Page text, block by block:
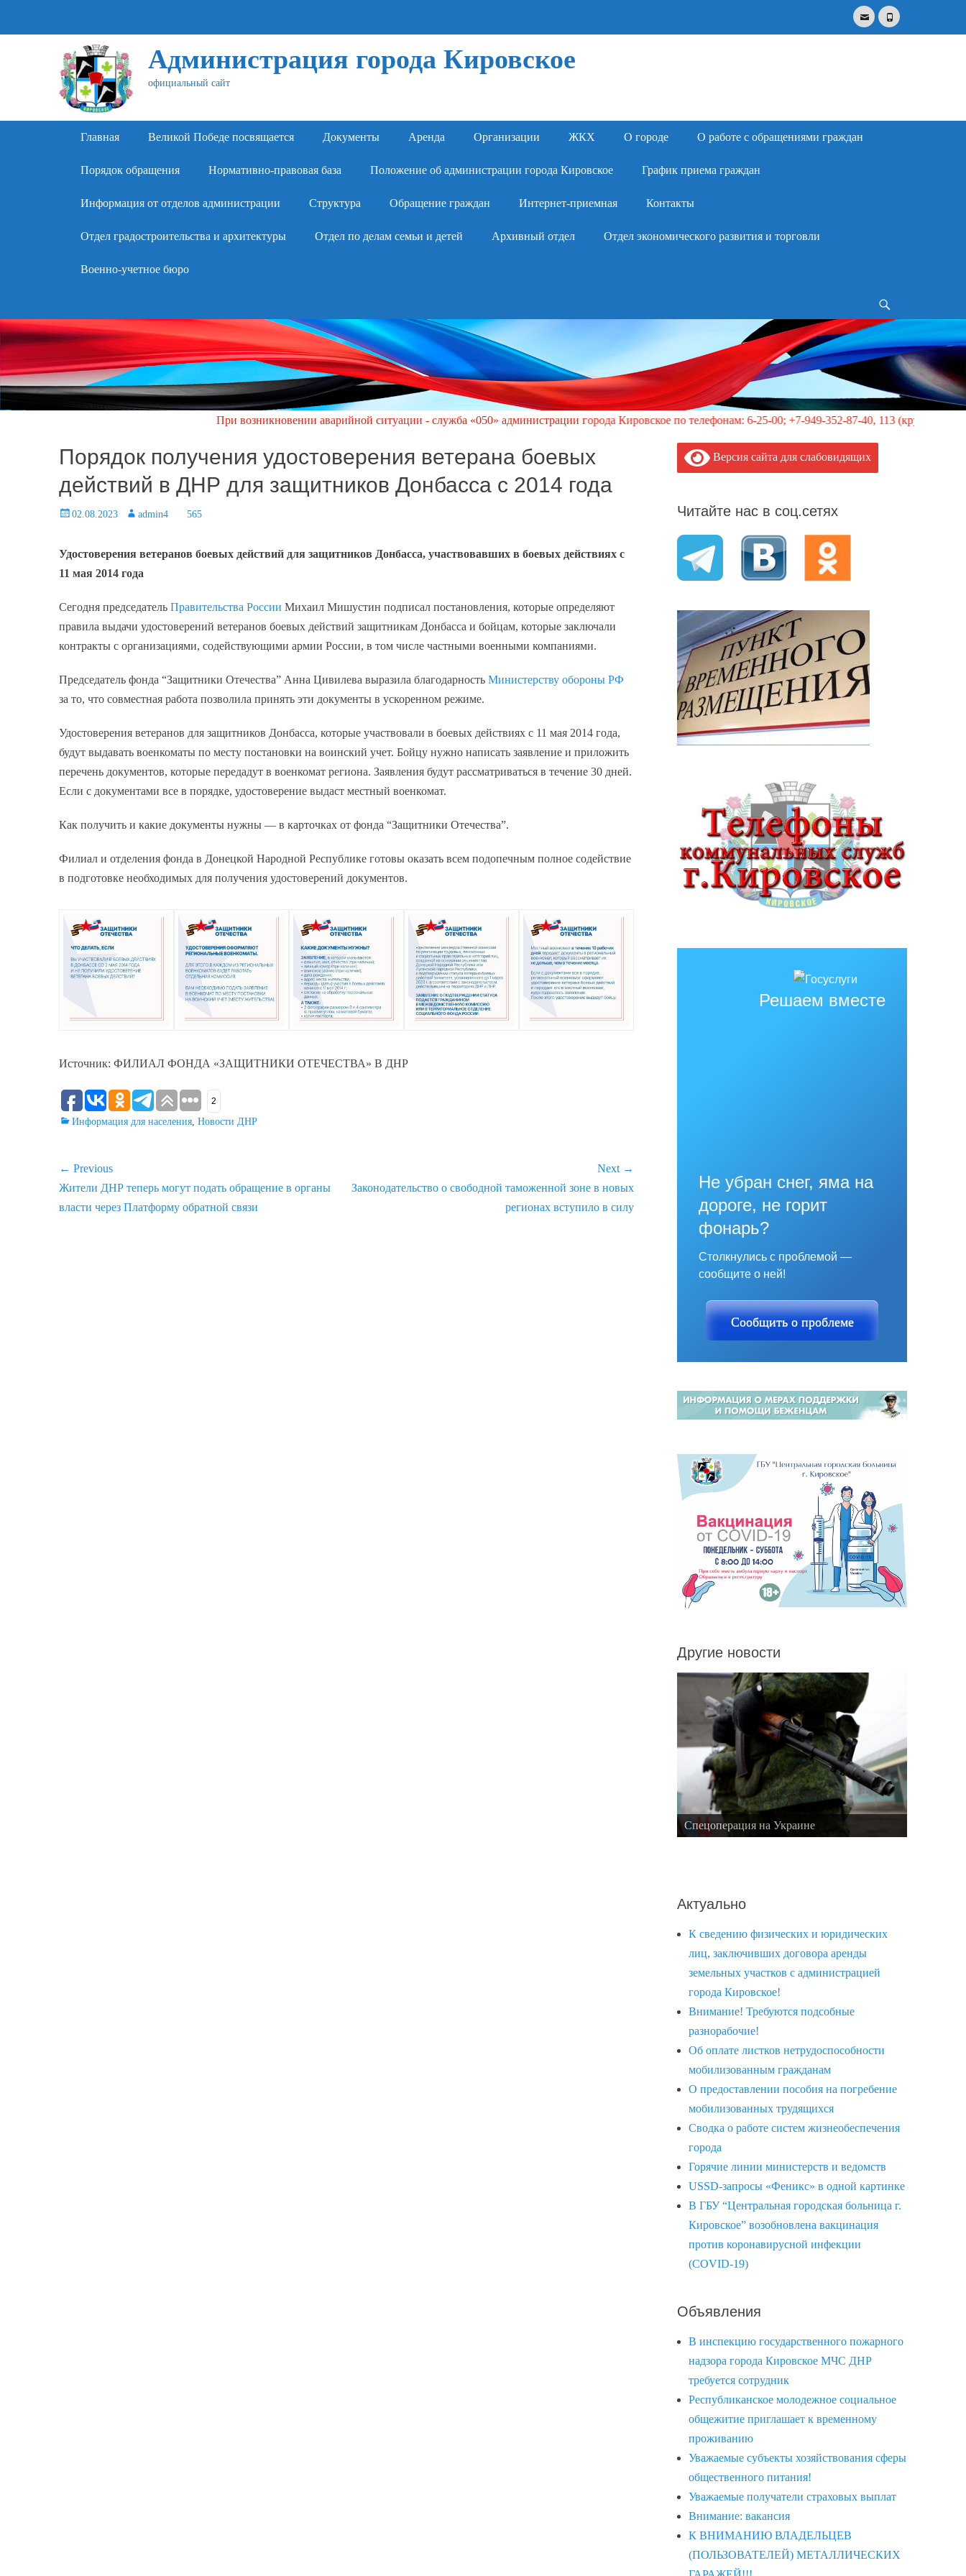
EmailPhone
Администрация города Кировское
официальный сайт
Primary Menu
Skip
content
Главная Великой Победе посвящается Документы Аренда Организации ЖКХ О городе О работе с обращениями граждан
Порядок обращения Нормативно-правовая база Положение об администрации города Кировское График приема граждан
Информация от отделов администрации Структура Обращение граждан Интернет-приемная Контакты
Отдел градостроительства и архитектуры Отдел по делам семьи и детей Архивный отдел Отдел экономического развития и торговли
Военно-учетное бюро
При возникновении аварийной ситуации - служба «050» администрации города Кировское по телефонам: 6-25-00; +7-949-352-87-40, 113 (круглосуточно)
Порядок получения удостоверения ветерана боевых
действий в ДНР для защитников Донбасса с 2014 года
Posted02.08.2023 Author
admin4 565
Удостоверения ветеранов боевых действий для защитников Донбасса, участвовавших в боевых действиях с
11 мая 2014 года
Сегодня председатель Правительства России Михаил Мишустин подписал постановления, которые определяют
правила выдачи удостоверений ветеранов боевых действий защитникам Донбасса и бойцам, которые заключали
контракты с организациями, содействующими армии России, в том числе частными военными компаниями.
Председатель фонда “Защитники Отечества” Анна Цивилева выразила благодарность Министерству обороны РФ
за то, что совместная работа позволила принять эти документы в ускоренном режиме.
Удостоверения ветеранов для защитников Донбасса, которые участвовали в боевых действиях с 11 мая 2014 года,
будут выдавать военкоматы по месту постановки на воинский учет. Бойцу нужно написать заявление и приложить
перечень документов, которые передадут в военкомат региона. Заявления будут рассматриваться в течение 30 дней.
Если с документами все в порядке, удостоверение выдаст местный военкомат.
Как получить и какие документы нужны — в карточках от фонда “Защитники Отечества”.
Филиал и отделения фонда в Донецкой Народной Республике готовы оказать всем подопечным полное содействие
в подготовке необходимых для получения удостоверений документов.
Источник: ФИЛИАЛ ФОНДА «ЗАЩИТНИКИ ОТЕЧЕСТВА» В ДНР
2
Categories
Информация для населения Новости ДНР
Навигация
по
← Previous
Previous
post:
Жители ДНР теперь могут подать обращение в органы
власти через Платформу обратной связи
Next →
Next
Законодательство о свободной таможенной зоне в новых
регионах вступило в силу
Версия сайта для слабовидящих
Читайте нас в соц.сетях
Решаем вместе
Не убран снег, яма на
дороге, не горит
фонарь?
Столкнулись с проблемой —
сообщите о ней!
Сообщить о проблеме
Другие новости
Спецоперация на Украине
Актуально
К сведению физических и юридических
лиц, заключивших договора аренды
земельных участков с администрацией
города Кировское!
Внимание! Требуются подсобные
разнорабочие!
Об оплате листков нетрудоспособности
мобилизованным гражданам
О предоставлении пособия на погребение
мобилизованных трудящихся
Сводка о работе систем жизнеобеспечения
города
Горячие линии министерств и ведомств
USSD-запросы «Феникс» в одной картинке
В ГБУ “Центральная городская больница г.
Кировское” возобновлена вакцинация
против коронавирусной инфекции
(COVID-19)
Объявления
В инспекцию государственного пожарного
надзора города Кировское МЧС ДНР
требуется сотрудник
Республиканское молодежное социальное
общежитие приглашает к временному
проживанию
Уважаемые субъекты хозяйствования сферы
общественного питания!
Уважаемые получатели страховых выплат
Внимание: вакансия
К ВНИМАНИЮ ВЛАДЕЛЬЦЕВ
(ПОЛЬЗОВАТЕЛЕЙ) МЕТАЛЛИЧЕСКИХ